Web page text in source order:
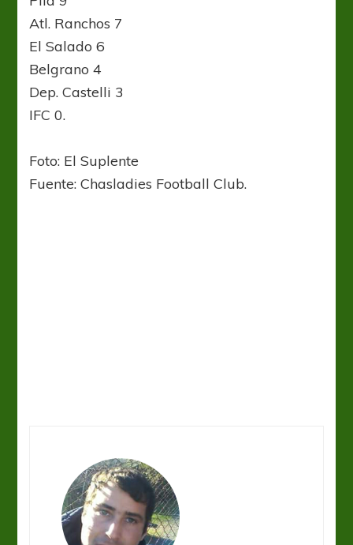
Atl. Ranchos 7
El Salado 6
Belgrano 4
Dep. Castelli 3
IFC 0.
Foto: El Suplente
Fuente: Chasladies Football Club.